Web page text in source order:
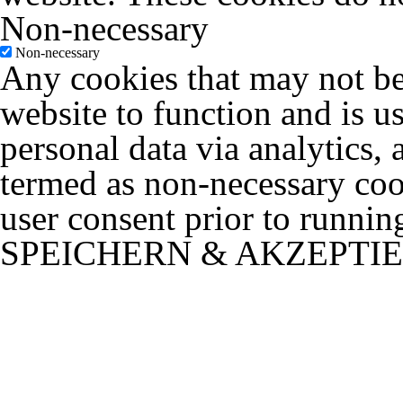
Non-necessary
Non-necessary
Any cookies that may not
website to function and is
personal data via analytics,
termed as non-necessary
user consent prior to
SPEICHERN &